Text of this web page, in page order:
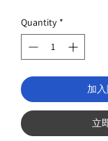
Quantity *
加
立